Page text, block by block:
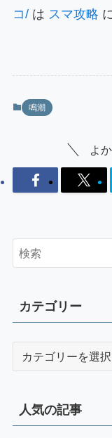
コ/は スマ攻略
鳴潮
よ
カテゴリー
ー
人気の記事